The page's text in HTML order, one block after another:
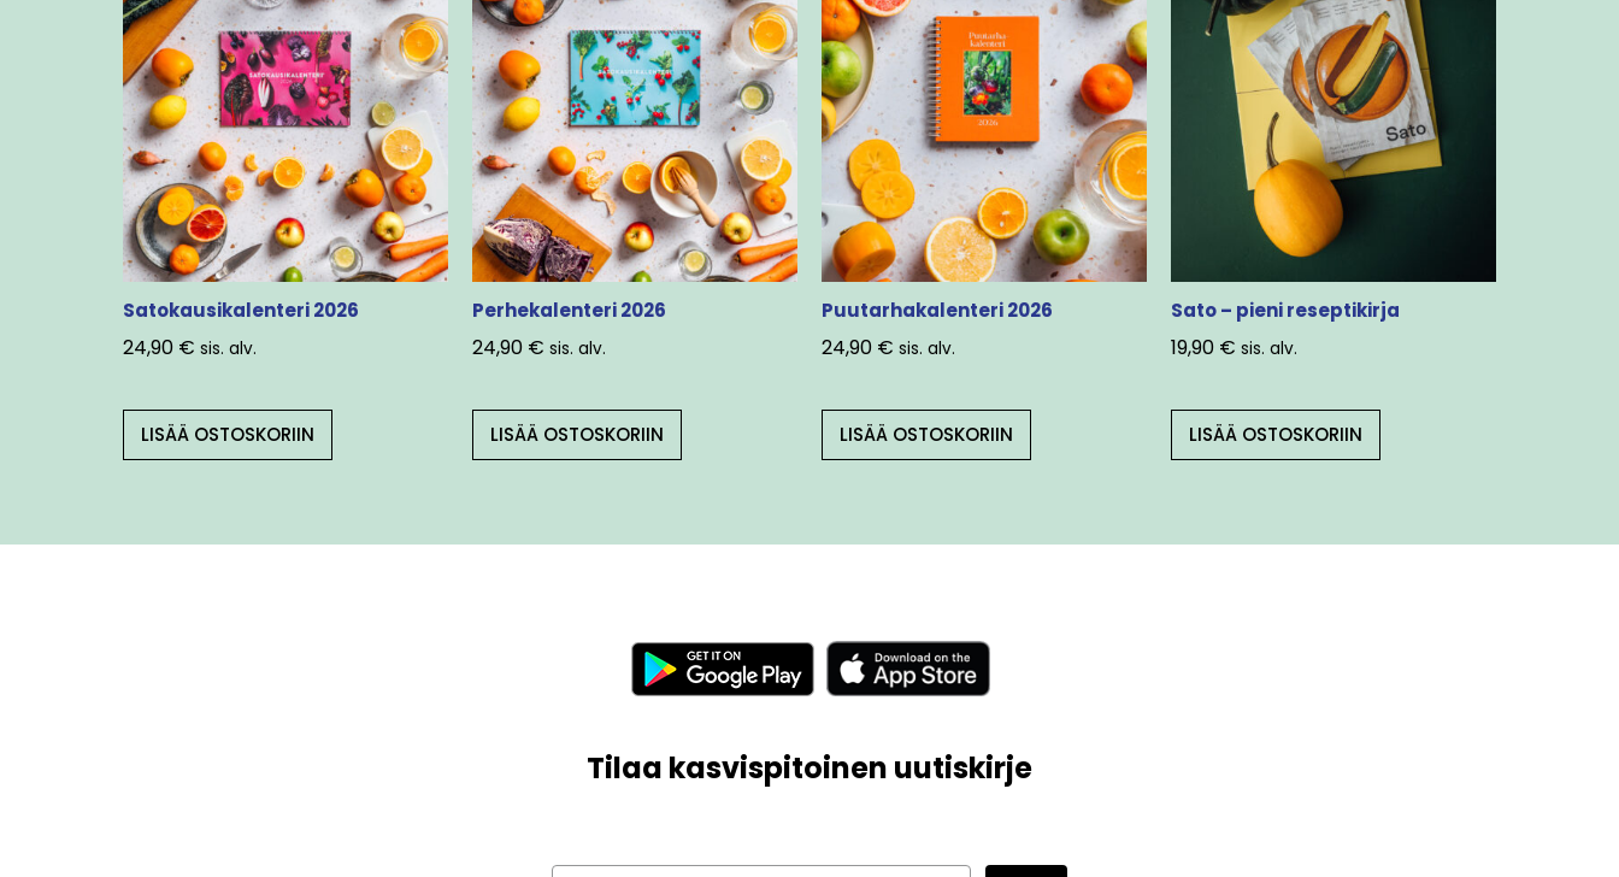
Satokausikalenteri 2026
24,90 € sis. alv.
LISÄÄ OSTOSKORIIN
Perhekalenteri 2026
24,90 € sis. alv.
LISÄÄ OSTOSKORIIN
Puutarhakalenteri 2026
24,90 € sis. alv.
LISÄÄ OSTOSKORIIN
Sato – pieni reseptikirja
19,90 € sis. alv.
LISÄÄ OSTOSKORIIN
Tilaa kasvispitoinen uutiskirje